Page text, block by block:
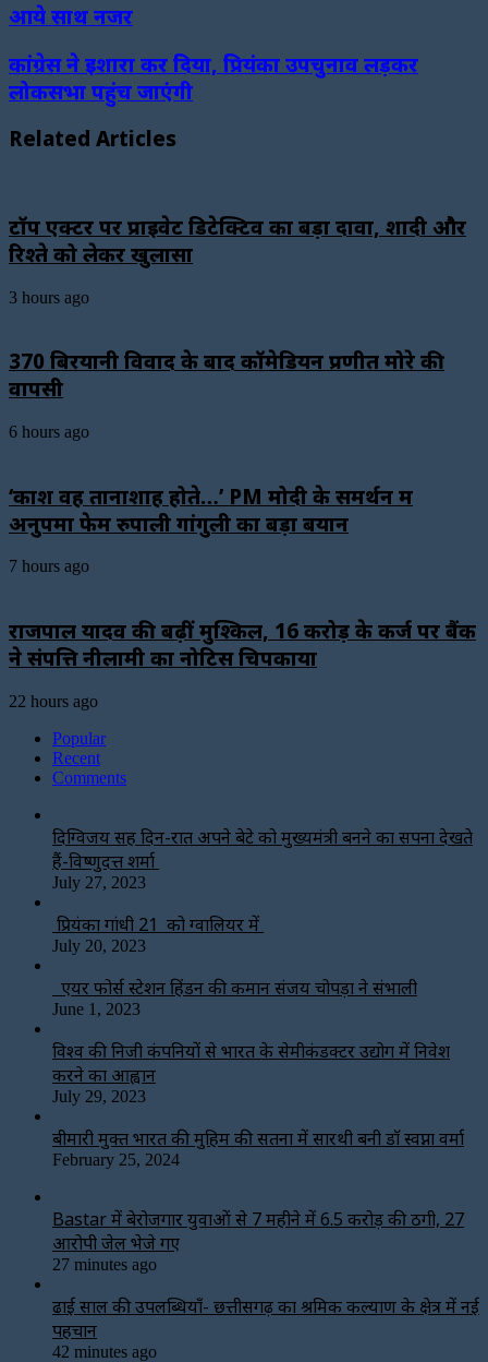
आये साथ नजर
कांग्रेस ने इशारा कर दिया, प्रियंका उपचुनाव लड़कर
लोकसभा पहुंच जाएंगी
Related Articles
टॉप एक्टर पर प्राइवेट डिटेक्टिव का बड़ा दावा, शादी और
रिश्ते को लेकर खुलासा
3 hours ago
₹370 बिरयानी विवाद के बाद कॉमेडियन प्रणीत मोरे की
वापसी
6 hours ago
‘काश वह तानाशाह होते…’ PM मोदी के समर्थन में
अनुपमा फेम रुपाली गांगुली का बड़ा बयान
7 hours ago
राजपाल यादव की बढ़ीं मुश्किलें, ₹16 करोड़ के कर्ज पर बैंक
ने संपत्ति नीलामी का नोटिस चिपकाया
22 hours ago
Popular
Recent
Comments
दिग्विजय सिंह दिन-रात अपने बेटे को मुख्यमंत्री बनने का सपना देखते
हैं-विष्णुदत्त शर्मा
July 27, 2023
प्रियंका गांधी 21 को ग्वालियर में
July 20, 2023
एयर फोर्स स्टेशन हिंडन की कमान संजय चोपड़ा ने संभाली
June 1, 2023
विश्‍व की निजी कंपनियों से भारत के सेमीकंडक्टर उद्योग में निवेश
करने का आह्वान
July 29, 2023
बीमारी मुक्त भारत की मुहिम की सतना में सारथी बनी डाॅ स्वप्ना वर्मा
February 25, 2024
Bastar में बेरोजगार युवाओं से 7 महीने में ₹6.5 करोड़ की ठगी, 27
आरोपी जेल भेजे गए
27 minutes ago
ढाई साल की उपलब्धियाँ- छत्तीसगढ़ का श्रमिक कल्याण के क्षेत्र में नई
पहचान
42 minutes ago